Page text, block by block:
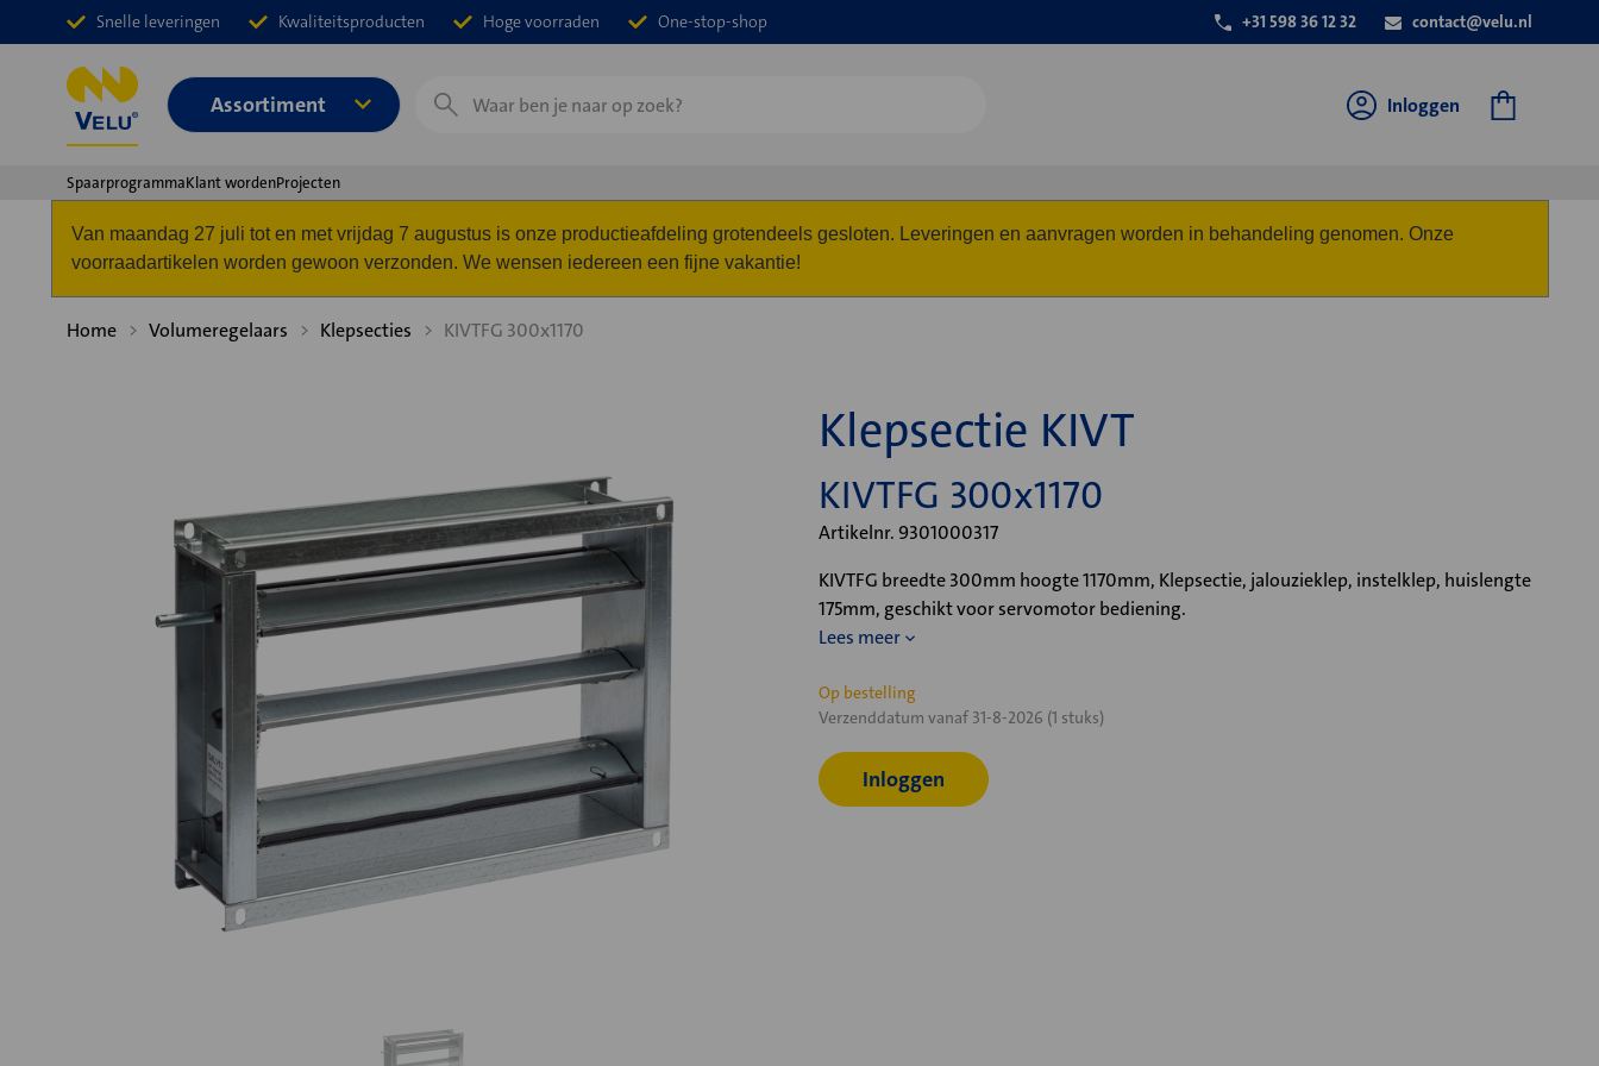
Snelle leveringen Kwaliteitsproducten Hoge voorraden One-stop-shop +31 598 36 12 32 contact@velu.nl
Assortiment
Zoeken
Inloggen
SpaarprogrammaKlant wordenProjecten
Van maandag 27 juli tot en met vrijdag 7 augustus is onze productieafdeling grotendeels gesloten. Leveringen en aanvragen worden in behandeling genomen. Onze
voorraadartikelen worden gewoon verzonden. We wensen iedereen een fijne vakantie!
Home Volumeregelaars Klepsecties KIVTFG 300x1170
Klepsectie KIVT
KIVTFG 300x1170
Artikelnr. 9301000317
KIVTFG breedte 300mm hoogte 1170mm, Klepsectie, jalouzieklep, instelklep, huislengte
175mm, geschikt voor servomotor bediening.
Lees meer
Huidige
voorraad:
Op bestelling
Verzenddatum vanaf 31-8-2026 (1 stuks)
Inloggen